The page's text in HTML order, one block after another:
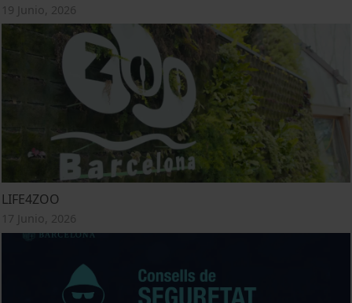
19 Junio, 2026
LIFE4ZOO
17 Junio, 2026